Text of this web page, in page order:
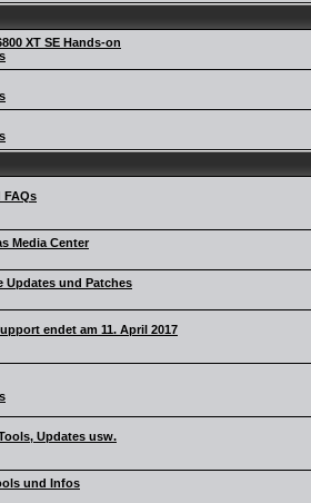
XT SE Hands-on
FAQs
Media Center
Updates und Patches
endet am 11. April 2017
Updates usw.
und Infos